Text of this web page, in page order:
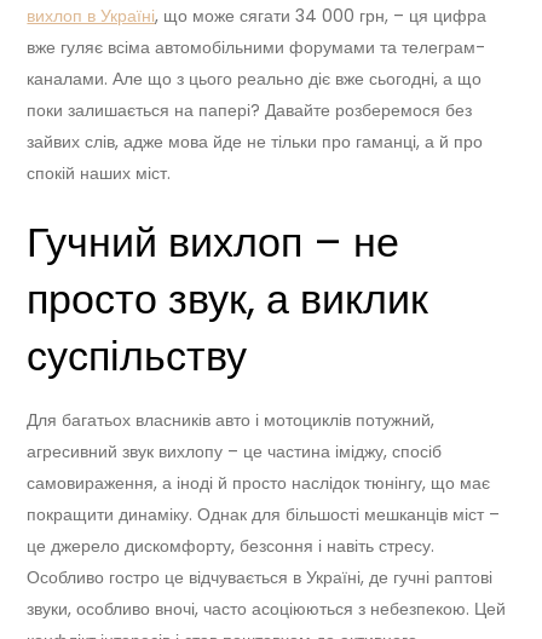
вихлоп в Україні, що може сягати 34 000 грн, – ця цифра
вже гуляє всіма автомобільними форумами та телеграм-
каналами. Але що з цього реально діє вже сьогодні, а що
поки залишається на папері? Давайте розберемося без
зайвих слів, адже мова йде не тільки про гаманці, а й про
спокій наших міст.
Гучний вихлоп – не
просто звук, а виклик
суспільству
Для багатьох власників авто і мотоциклів потужний,
агресивний звук вихлопу – це частина іміджу, спосіб
самовираження, а іноді й просто наслідок тюнінгу, що має
покращити динаміку. Однак для більшості мешканців міст –
це джерело дискомфорту, безсоння і навіть стресу.
Особливо гостро це відчувається в Україні, де гучні раптові
звуки, особливо вночі, часто асоціюються з небезпекою. Цей